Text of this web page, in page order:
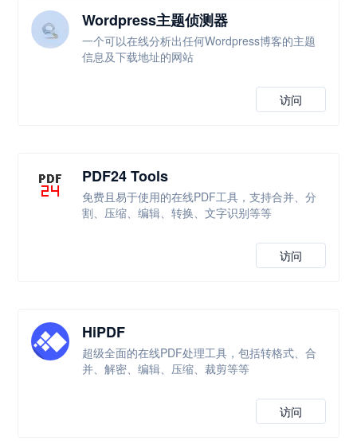
Wordpress主题侦测器
一个可以在线分析出任何Wordpress博客的主题
信息及下载地址的网站
访问
PDF24 Tools
免费且易于使用的在线PDF工具，支持合并、分
割、压缩、编辑、转换、文字识别等等
访问
HiPDF
超级全面的在线PDF处理工具，包括转格式、合
并、解密、编辑、压缩、裁剪等等
访问